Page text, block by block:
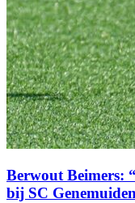
Berwout Beimers:
bij SC